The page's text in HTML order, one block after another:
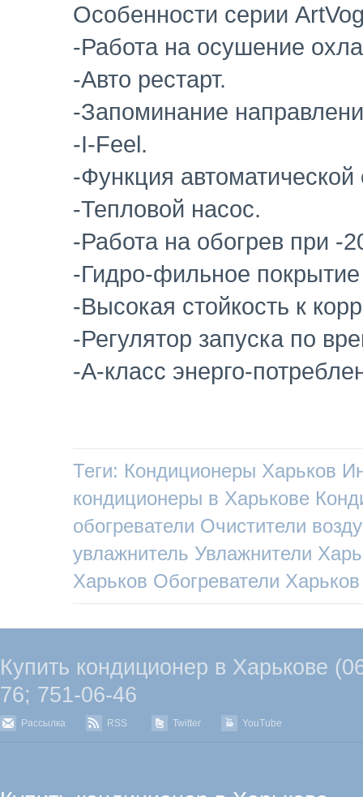
Особенности серии
-Работа на осушение
-Авто рестарт.
-Запоминание
-I-Feel.
-Функция автоматической
-Тепловой насос.
-Работа на обогрев при -
-Гидро-фильное
-Высокая стойкость к
-Регулятор запуска по
-A-класс энерго-
Теги: Кондиционеры Харьков
кондиционеры в Харькове
обогреватели Очистители
увлажнитель Увлажнители
Харьков Обогреватели Харьков
Купить кондиционер в Харькове
76; 751-06-46
Рассылка RSS Twitter YouTube